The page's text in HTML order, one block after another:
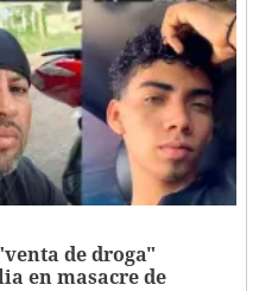
de droga"
en masacre de